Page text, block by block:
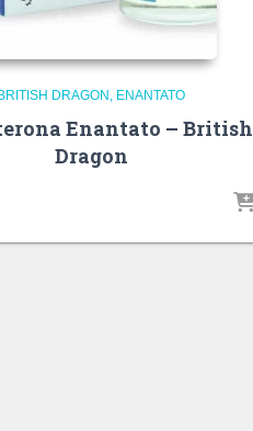
BRITISH DRAGON ENANTATO
Enantato – British
Dragon